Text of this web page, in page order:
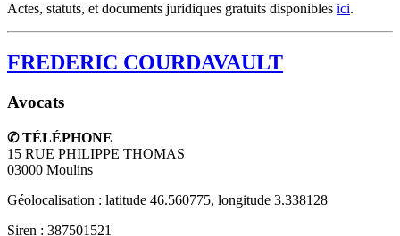
Actes, statuts, et documents juridiques gratuits disponibles ici.
FREDERIC COURDAVAULT
Avocats
✆ TÉLÉPHONE
15 RUE PHILIPPE THOMAS
03000 Moulins
Géolocalisation : latitude 46.560775, longitude 3.338128
Siren : 387501521